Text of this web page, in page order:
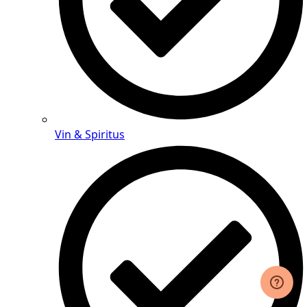
Vin & Spiritus